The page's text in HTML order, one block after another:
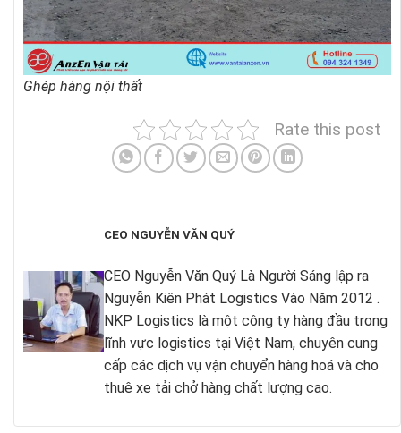
Ghép hàng nội thất
Rate this post
CEO NGUYỄN VĂN QUÝ
CEO Nguyễn Văn Quý Là Người Sáng lập ra
Nguyễn Kiên Phát Logistics Vào Năm 2012 .
NKP Logistics là một công ty hàng đầu trong
lĩnh vực logistics tại Việt Nam, chuyên cung
cấp các dịch vụ vận chuyển hàng hoá và cho
thuê xe tải chở hàng chất lượng cao.